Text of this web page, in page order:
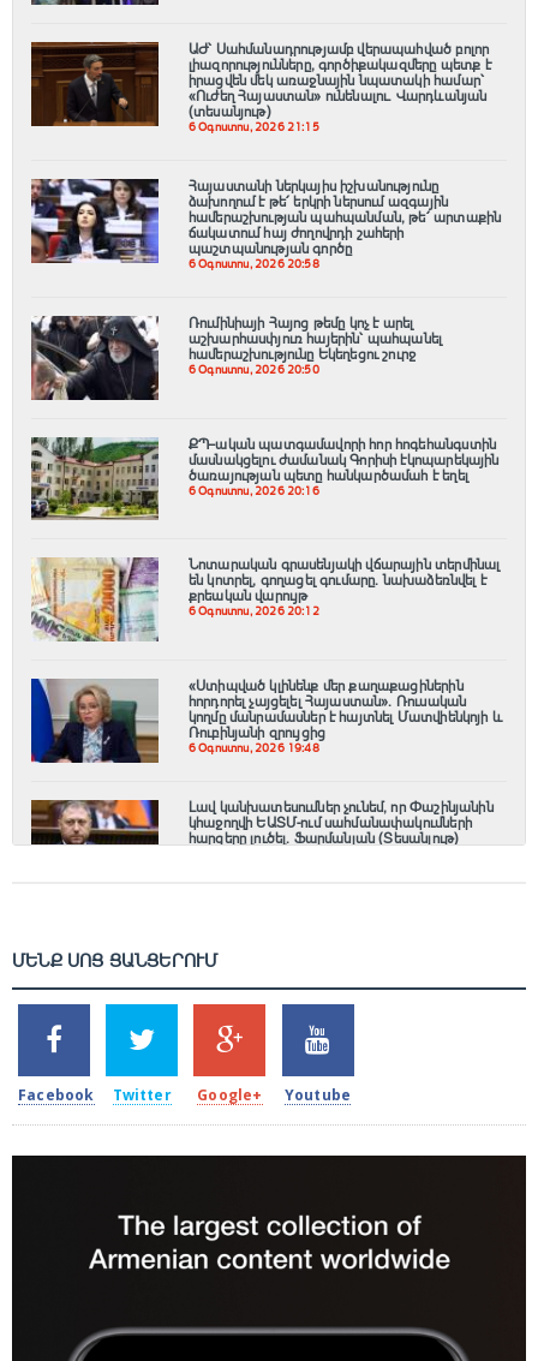
ԱԺ՝ Սահմանադրությամբ վերապահված բոլոր
լիազորությունները, գործիքակազմերը պետք է
իրացվեն մեկ առաջնային նպատակի համար՝
«Ուժեղ Հայաստան» ունենալու. Վարդևանյան
(տեսանյութ)
6 Օգոստոս, 2026 21:15
Հայաստանի ներկայիս իշխանությունը
ձախողում է թե՛ երկրի ներսում ազգային
համերաշխության պահպանման, թե՛ արտաքին
ճակատում հայ ժողովրդի շահերի
պաշտպանության գործը
6 Օգոստոս, 2026 20:58
Ռումինիայի Հայոց թեմը կոչ է արել
աշխարհասփյուռ հայերին՝ պահպանել
համերաշխությունը Եկեղեցու շուրջ
6 Օգոստոս, 2026 20:50
ՔՊ–ական պատգամավորի հոր հոգեհանգստին
մասնակցելու ժամանակ Գորիսի էկոպարեկային
ծառայության պետը հանկարծամահ է եղել
6 Օգոստոս, 2026 20:16
Նոտարական գրասենյակի վճարային տերմինալ
են կոտրել, գողացել գումարը. նախաձեռնվել է
քրեական վարույթ
6 Օգոստոս, 2026 20:12
«Ստիպված կլինենք մեր քաղաքացիներին
հորդորել չայցելել Հայաստան»․ Ռուսական
կողմը մանրամասներ է հայտնել Մատվիենկոյի և
Ռուբինյանի զրույցից
6 Օգոստոս, 2026 19:48
Լավ կանխատեսումներ չունեմ, որ Փաշինյանին
կհաջողվի ԵԱՏՄ-ում սահմանափակումների
հարցերը լուծել. Ֆարմանյան (Տեսանյութ)
ՄԵՆՔ ՍՈՑ ՑԱՆՑԵՐՈՒՄ
2k
SHARES
Facebook
1.5k
TWEETS
Twitter
203
SHARES
Google+
620
SHARES
Youtube